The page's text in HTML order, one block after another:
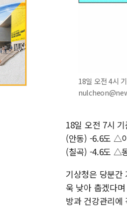
18일 오전 4시
18일 오전 7시
(안동) -6.6도 △
(칠곡) -4.6도 △
기상청은 당분간
욱 낮아 춥겠다
방과 건강관리에